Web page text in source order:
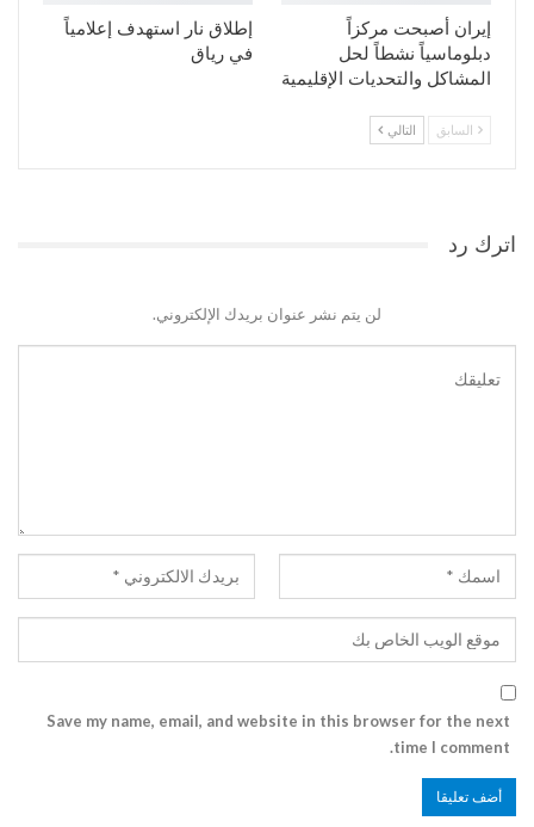
إيران أصبحت مركزاً
دبلوماسياً نشطاً لحل
المشاكل والتحديات الإقليمية
إطلاق نار استهدف إعلامياً
في رياق
السابق التالي
اترك رد
لن يتم نشر عنوان بريدك الإلكتروني.
Save my name, email, and website in this browser for the next
time I comment.